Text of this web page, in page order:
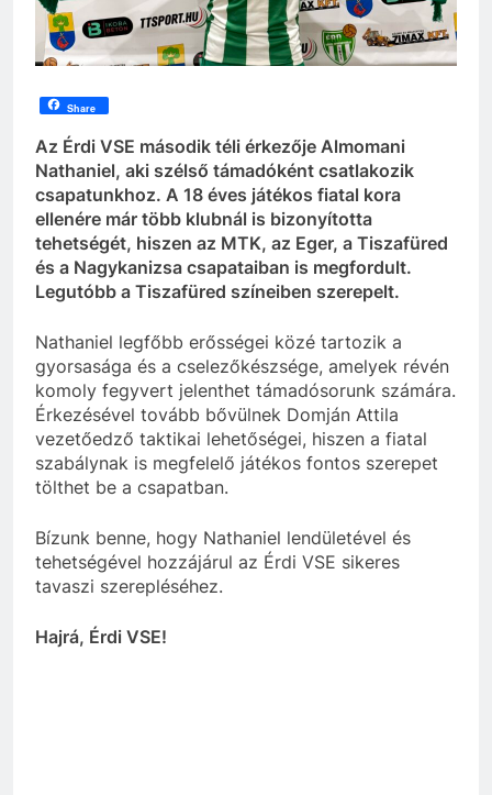
Share
Az Érdi VSE második téli érkezője Almomani
Nathaniel, aki szélső támadóként csatlakozik
csapatunkhoz. A 18 éves játékos fiatal kora
ellenére már több klubnál is bizonyította
tehetségét, hiszen az MTK, az Eger, a Tiszafüred
és a Nagykanizsa csapataiban is megfordult.
Legutóbb a Tiszafüred színeiben szerepelt.
Nathaniel legfőbb erősségei közé tartozik a
gyorsasága és a cselezőkészsége, amelyek révén
komoly fegyvert jelenthet támadósorunk számára.
Érkezésével tovább bővülnek Domján Attila
vezetőedző taktikai lehetőségei, hiszen a fiatal
szabálynak is megfelelő játékos fontos szerepet
tölthet be a csapatban.
Bízunk benne, hogy Nathaniel lendületével és
tehetségével hozzájárul az Érdi VSE sikeres
tavaszi szerepléséhez.
Hajrá, Érdi VSE!